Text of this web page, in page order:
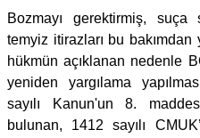
Bozmayı gerektirmiş,
temyiz itirazları bu
hükmün açıklanan nedenle
yeniden yargılama
sayılı Kanun'un 8.
bulunan, 1412 sayılı